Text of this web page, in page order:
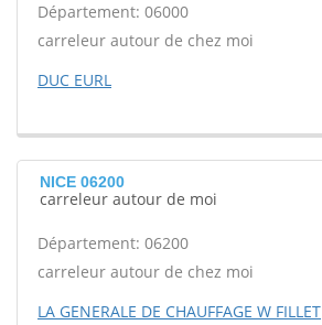
Département: 06000
carreleur autour de chez moi
DUC EURL
NICE 06200
carreleur autour de moi
Département: 06200
carreleur autour de chez moi
LA GENERALE DE CHAUFFAGE W FILLET